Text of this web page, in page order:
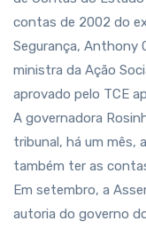
contas de 2002 do
Segurança, Anthony
ministra da Ação
aprovado pelo TCE
A governadora
tribunal, há um mês,
também ter as
Em setembro, a
autoria do governo